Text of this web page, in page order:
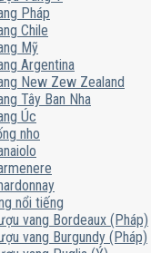
Pháp
Chile
Mỹ
Argentina
New Zew Zealand
Tây Ban Nha
Úc
nho
nổi tiếng
vang Bordeaux (Pháp)
vang Burgundy (Pháp)